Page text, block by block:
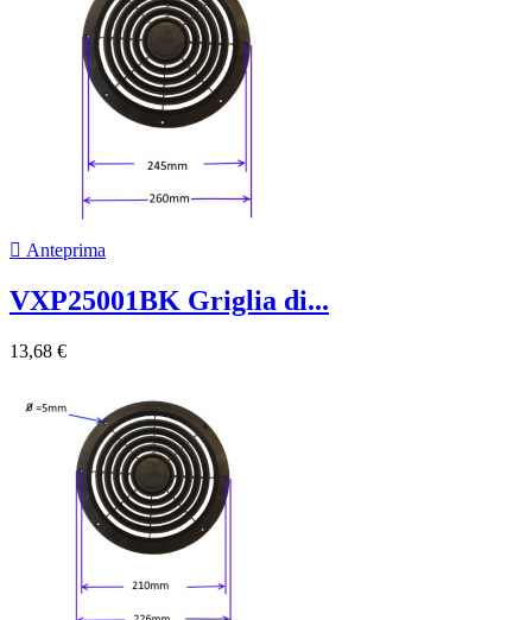
 Anteprima
VXP25001BK Griglia di...
13,68 €